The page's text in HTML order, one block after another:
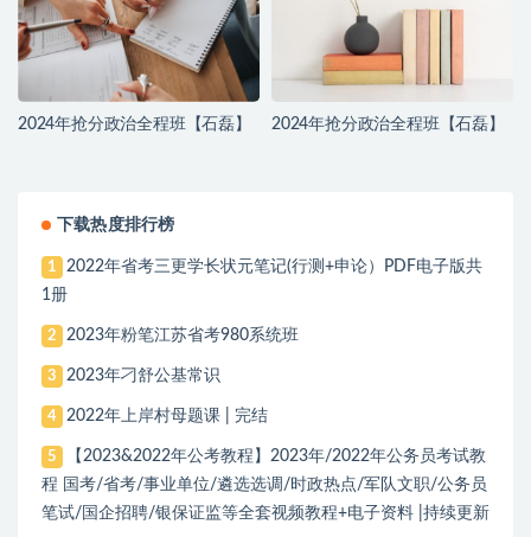
2024年抢分政治全程班【石磊】 2024年抢分政治全程班【石磊】
下载热度排行榜
1
2022年省考三更学长状元笔记(行测+申论）PDF电子版共
1册
2 2023年粉笔江苏省考980系统班
3 2023年刁舒公基常识
4 2022年上岸村母题课 | 完结
5
【2023&2022年公考教程】2023年/2022年公务员考试教
程 国考/省考/事业单位/遴选选调/时政热点/军队文职/公务员
笔试/国企招聘/银保证监等全套视频教程+电子资料 |持续更新